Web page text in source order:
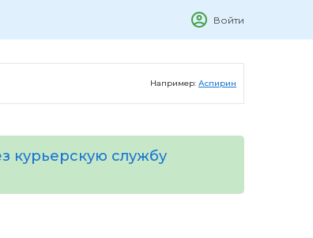
Войти
Например: Аспирин
курьерскую службу